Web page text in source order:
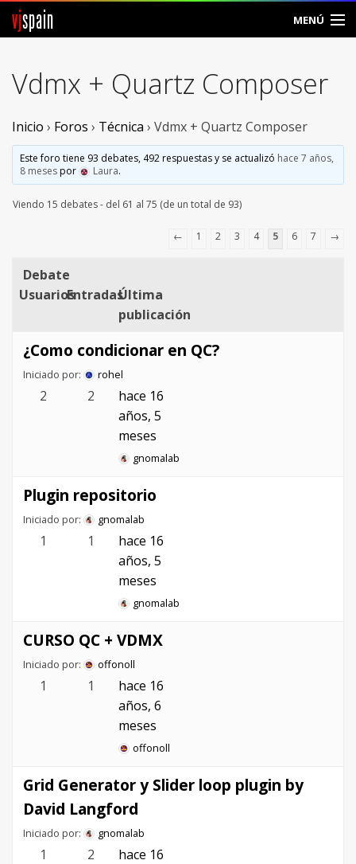
vjspain MENÚ
Foros
Noticias
Vjspain
Ayuda
Entrar
Vdmx + Quartz Composer
Inicio › Foros › Técnica › Vdmx + Quartz Composer
Este foro tiene 93 debates, 492 respuestas y se actualizó hace 7 años,
8 mesespor Laura.
Viendo 15 debates - del 61 al 75 (de un total de 93)
← 1 2 3 4 5 6 7 →
Debate
UsuariosEntradasÚltima
publicación
¿Como condicionar en QC?
Iniciado por: rohel
2 2
hace 16
años, 5
meses
gnomalab
Plugin repositorio
Iniciado por: gnomalab
1 1
hace 16
años, 5
meses
gnomalab
CURSO QC + VDMX
Iniciado por: offonoll
1 1
hace 16
años, 6
meses
offonoll
Grid Generator y Slider loop plugin by
David Langford
Iniciado por: gnomalab
1 2
hace 16